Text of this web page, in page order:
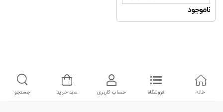
ناموجود
خانه فروشگاه حساب کاربری سبد خرید جستجو